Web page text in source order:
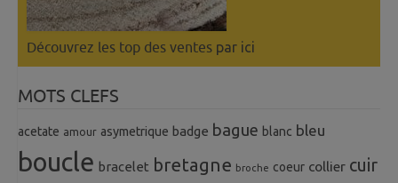
Découvrez les top des ventes par ici
MOTS CLEFS
acetate amour asymetrique badge bague blanc bleu
boucle bracelet bretagne broche coeur collier cuir